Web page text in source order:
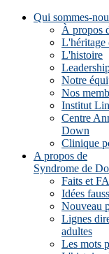
Qui sommes-
À propos
L'héritage
L'histoire
Notre
Nos
Institut
Centre
Down
Clinique
A propos de
Syndrome de
Faits et
Idées
Nouveau
Lignes
adultes
Les mots